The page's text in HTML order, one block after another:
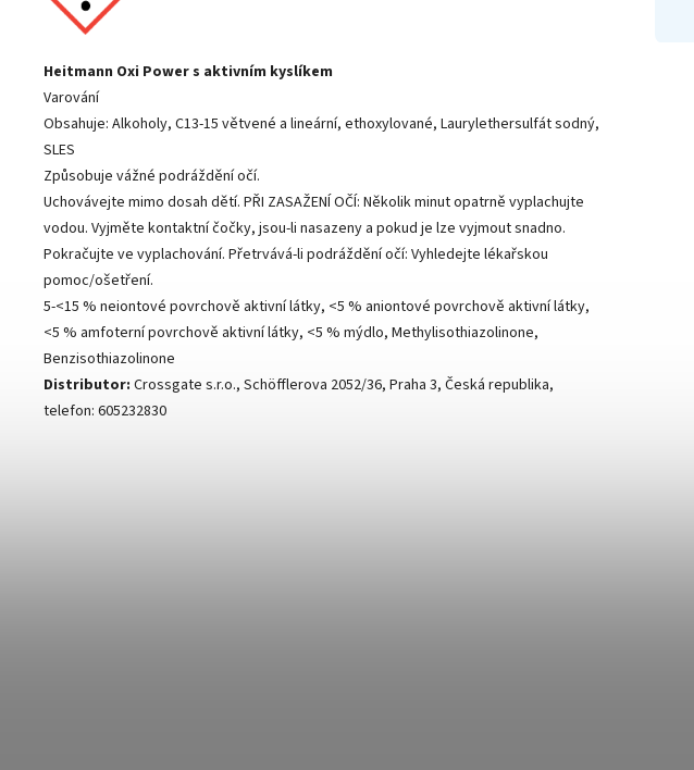
Heitmann Oxi Power s aktivním kyslíkem
Varování
Obsahuje: Alkoholy, C13-15 větvené a lineární, ethoxylované, Laurylethersulfát sodný,
SLES
Způsobuje vážné podráždění očí.
Uchovávejte mimo dosah dětí. PŘI ZASAŽENÍ OČÍ: Několik minut opatrně vyplachujte
vodou. Vyjměte kontaktní čočky, jsou-li nasazeny a pokud je lze vyjmout snadno.
Pokračujte ve vyplachování. Přetrvává-li podráždění očí: Vyhledejte lékařskou
pomoc/ošetření.
5-<15 % neiontové povrchově aktivní látky, <5 % aniontové povrchově aktivní látky,
<5 % amfoterní povrchově aktivní látky, <5 % mýdlo, Methylisothiazolinone,
Benzisothiazolinone
Distributor: Crossgate s.r.o., Schöfflerova 2052/36, Praha 3, Česká republika,
telefon: 605232830